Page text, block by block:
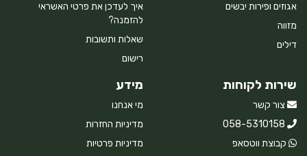
אגוזים ופירות יבשים
מזווה
דילים
איך לעדכן את פרטי האשראי
להזמנה?
שאלות ותשובות
רישום
שירות לקוחות
צור קשר
058-5310158
קבוצת ווטסאפ
מידע
מי אנחנו
מדיניות החזרות
מדיניות פרטיות